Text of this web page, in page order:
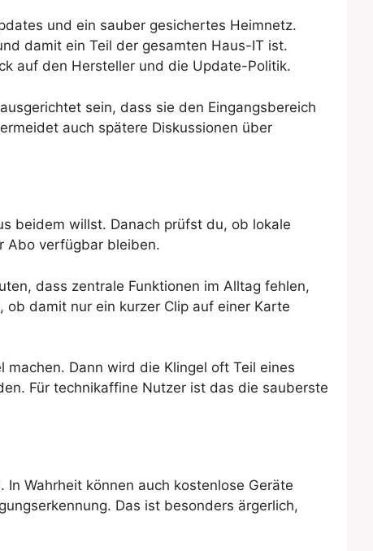
und ein sauber gesichertes Heimnetz.
damit ein Teil der gesamten Haus-IT ist.
auf den Hersteller und die Update-Politik.
sein, dass sie den Eingangsbereich
auch spätere Diskussionen über
beidem willst. Danach prüfst du, ob lokale
Abo verfügbar bleiben.
dass zentrale Funktionen im Alltag fehlen,
damit nur ein kurzer Clip auf einer Karte
Dann wird die Klingel oft Teil eines
Für technikaffine Nutzer ist das die sauberste
Wahrheit können auch kostenlose Geräte
Das ist besonders ärgerlich,